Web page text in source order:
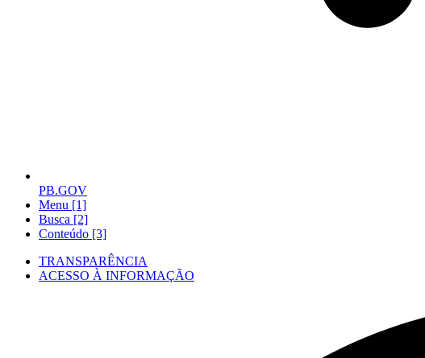
PB.GOV
Menu [1]
Busca [2]
Conteúdo [3]
TRANSPARÊNCIA
ACESSO À INFORMAÇÃO